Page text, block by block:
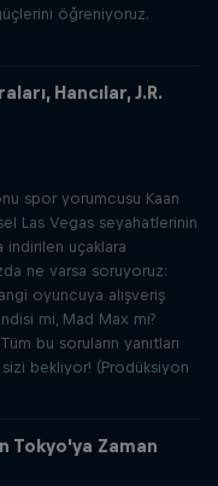
öğreniyoruz.
Hancılar, J.R.
spor yorumcusu Kaan
Las Vegas seyahatlerinin
indirilen uçaklara
ne varsa soruyoruz:
oyuncuya alışveriş
mi, Mad Max mi?
bu soruların yanıtları
sizi bekliyor! (Prodüksiyon
Tokyo'ya Zaman